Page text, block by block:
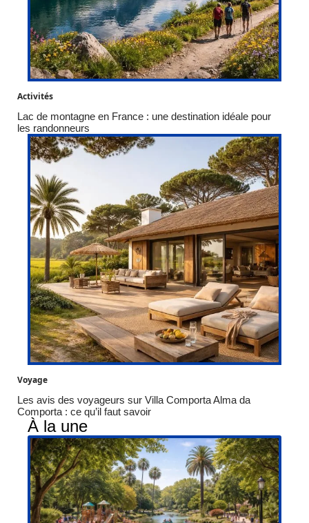
Activités
Lac de montagne en France : une destination idéale pour
les randonneurs
Voyage
Les avis des voyageurs sur Villa Comporta Alma da
Comporta : ce qu’il faut savoir
À la une